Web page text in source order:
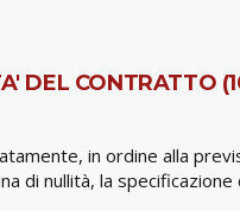
DEL CONTRATTO
in ordine alla
di nullità, la